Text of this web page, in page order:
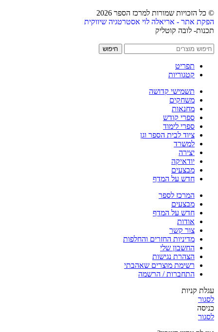
© כל הזכויות שמורות למרכז הספר 2026
הפקת אתר - אריאלה לוי אסטרטגיה שיווקית
תכנות- לובה קוטליק
חיפוש
תפריט
קטגוריות
תשמישי קדושה
משחקים
מחנאות
ספרי קודש
ספרי לימוד
ציוד לבית הספר וגן
למשרד
יצירה
יודאיקה
מבצעים
חדש על המדף
המרכז לספר
מבצעים
חדש על המדף
אודות
צור קשר
מדיניות החזרים והחלפות
החשבון שלי
הצהרת נגישות
רשימת מוצרים שאהבתי
התחברות / הרשמה
עגלת קניות
לסגור
כניסה
לסגור